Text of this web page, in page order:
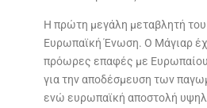
Η πρώτη μεγάλη μεταβλητή του
Ευρωπαϊκή Ένωση. Ο Μάγιαρ
πρόωρες επαφές με
για την αποδέσμευση των
ενώ ευρωπαϊκή αποστολή